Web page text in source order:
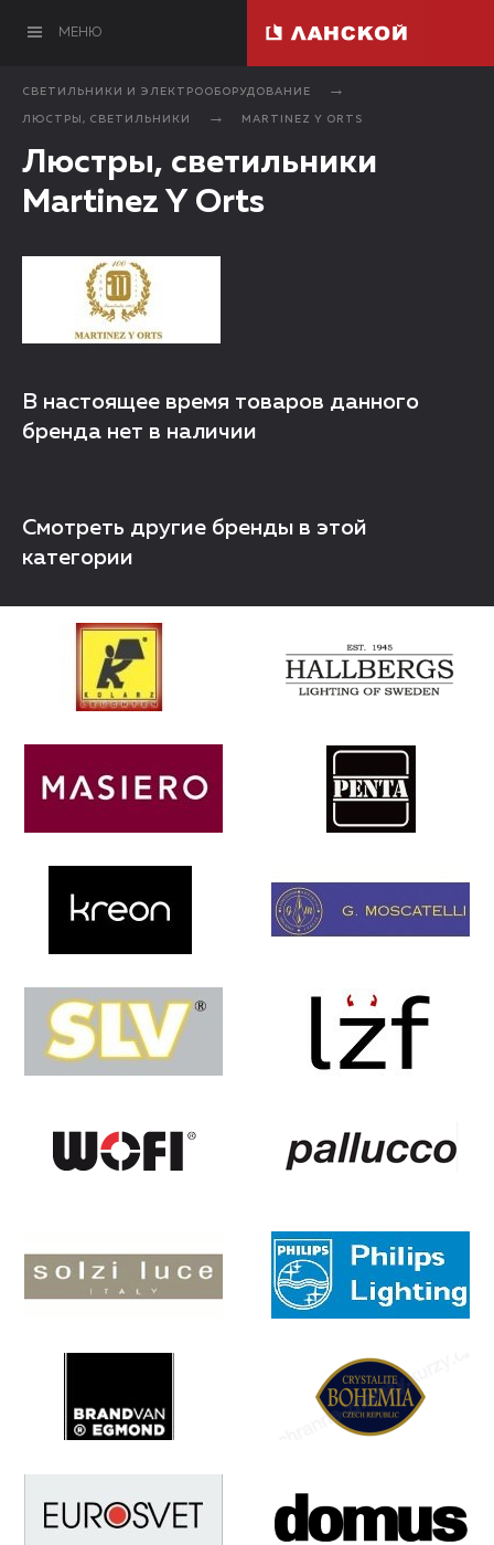
МЕНЮ
СВЕТИЛЬНИКИ И ЭЛЕКТРООБОРУДОВАНИЕ
ЛЮСТРЫ, СВЕТИЛЬНИКИ MARTINEZ Y ORTS
Люстры, светильники
Martinez Y Orts
В настоящее время товаров данного
бренда нет в наличии
Смотреть другие бренды в этой
категории